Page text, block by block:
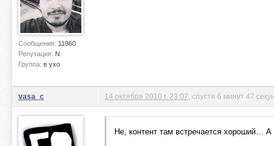
Сообщения: 11960
Репутация: N
Группа: в ухо
vasa_c 14 октября 2010 г. 23:07 , спустя 6 минут 47
Не, контент там встречается хороший…